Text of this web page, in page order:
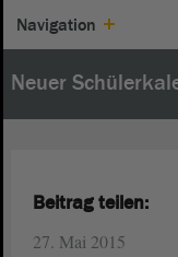
Navigation
Neuer
27. Mai 2015
Beitrag teilen: